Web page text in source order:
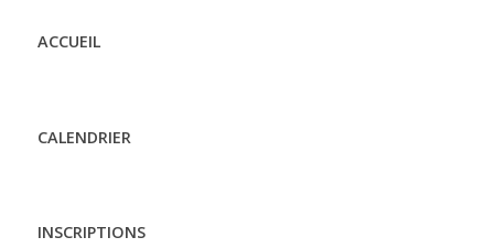
ACCUEIL
CALENDRIER
INSCRIPTIONS